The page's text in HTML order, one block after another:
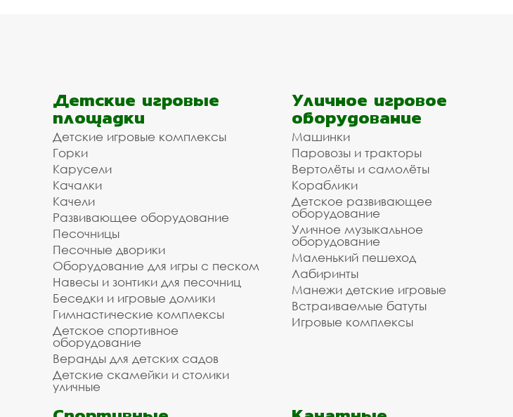
Детские игровые
площадки
Детские игровые комплексы
Горки
Карусели
Качалки
Качели
Развивающее оборудование
Песочницы
Песочные дворики
Оборудование для игры с песком
Навесы и зонтики для песочниц
Беседки и игровые домики
Гимнастические комплексы
Детское спортивное
оборудование
Веранды для детских садов
Детские скамейки и столики
уличные
Уличное игровое
оборудование
Машинки
Паровозы и тракторы
Вертолёты и самолёты
Кораблики
Детское развивающее
оборудование
Уличное музыкальное
оборудование
Маленький пешеход
Лабиринты
Манежи детские игровые
Встраиваемые батуты
Игровые комплексы